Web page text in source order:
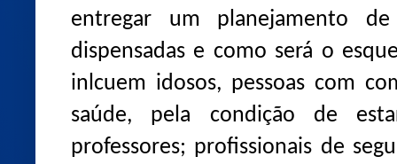
entregar um planejamento
dispensadas e como será o
inlcuem idosos, pessoas com
saúde, pela condição de
professores; profissionais de